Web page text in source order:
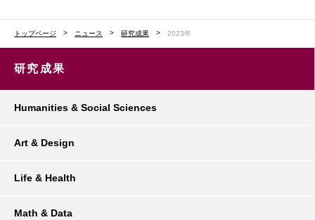
トップページ ニュース 研究成果 2023年
研究成果
Humanities & Social Sciences
Art & Design
Life & Health
Math & Data